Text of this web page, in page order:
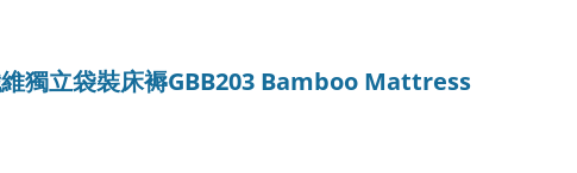
獨立袋裝床褥GBB203 Bamboo Mattress